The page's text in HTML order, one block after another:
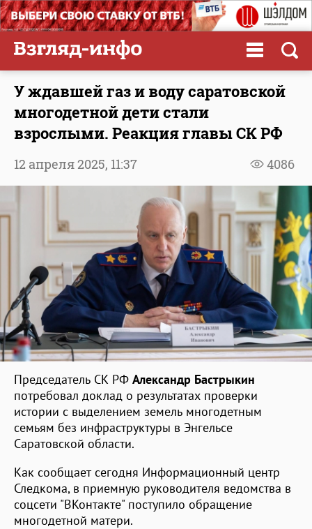
У ждавшей газ и воду саратовской
многодетной дети стали
взрослыми. Реакция главы СК РФ
4086
12 апреля 2025, 11:37
Председатель СК РФ Александр Бастрыкин
потребовал доклад о результатах проверки
истории с выделением земель многодетным
семьям без инфраструктуры в Энгельсе
Саратовской области.
Как сообщает сегодня Информационный центр
Следкома, в приемную руководителя ведомства в
соцсети "ВКонтакте" поступило обращение
многодетной матери.